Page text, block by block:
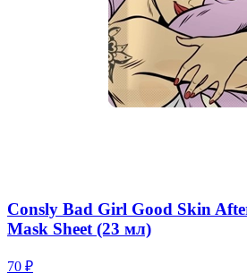
Consly Bad Girl Good Skin
Mask Sheet (23 мл)
70 ₽